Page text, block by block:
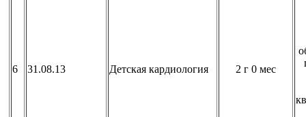
6 31.08.13 Детская кардиология 2 г 0 мес